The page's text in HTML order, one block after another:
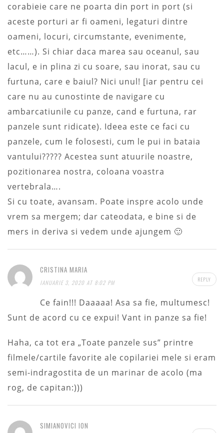
corabieie care ne poarta din port in port (si
aceste porturi ar fi oameni, legaturi dintre
oameni, locuri, circumstante, evenimente,
etc……). Si chiar daca marea sau oceanul, sau
lacul, e in plina zi cu soare, sau inorat, sau cu
furtuna, care e baiul? Nici unul! [iar pentru cei
care nu au cunostinte de navigare cu
ambarcatiunile cu panze, cand e furtuna, rar
panzele sunt ridicate). Ideea este ce faci cu
panzele, cum le folosesti, cum le pui in bataia
vantului????? Acestea sunt atuurile noastre,
pozitionarea nostra, coloana voastra
vertebrala….
Si cu toate, avansam. Poate inspre acolo unde
vrem sa mergem; dar cateodata, e bine si de
mers in deriva si vedem unde ajungem 🙂
CRISTINA MARIA
IANUARIE 3, 2020 AT 8:02 PM REPLY
Ce fain!!! Daaaaa! Asa sa fie, multumesc!
Sunt de acord cu ce expui! Vant in panze sa fie!
Haha, ca tot era „Toate panzele sus” printre
filmele/cartile favorite ale copilariei mele si eram
semi-indragostita de un marinar de acolo (ma
rog, de capitan:)))
SIMIANOVICI ION